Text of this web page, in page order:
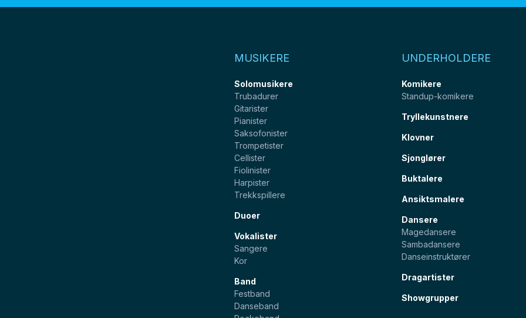
MUSIKERE
Solomusikere
Trubadurer
Gitarister
Pianister
Saksofonister
Trompetister
Cellister
Fiolinister
Harpister
Trekkspillere
Duoer
Vokalister
Sangere
Kor
Band
Festband
Danseband
UNDERHOLDERE
Komikere
Standup-komikere
Tryllekunstnere
Klovner
Sjonglører
Buktalere
Ansiktsmalere
Dansere
Magedansere
Sambadansere
Danseinstruktører
Dragartister
Showgrupper